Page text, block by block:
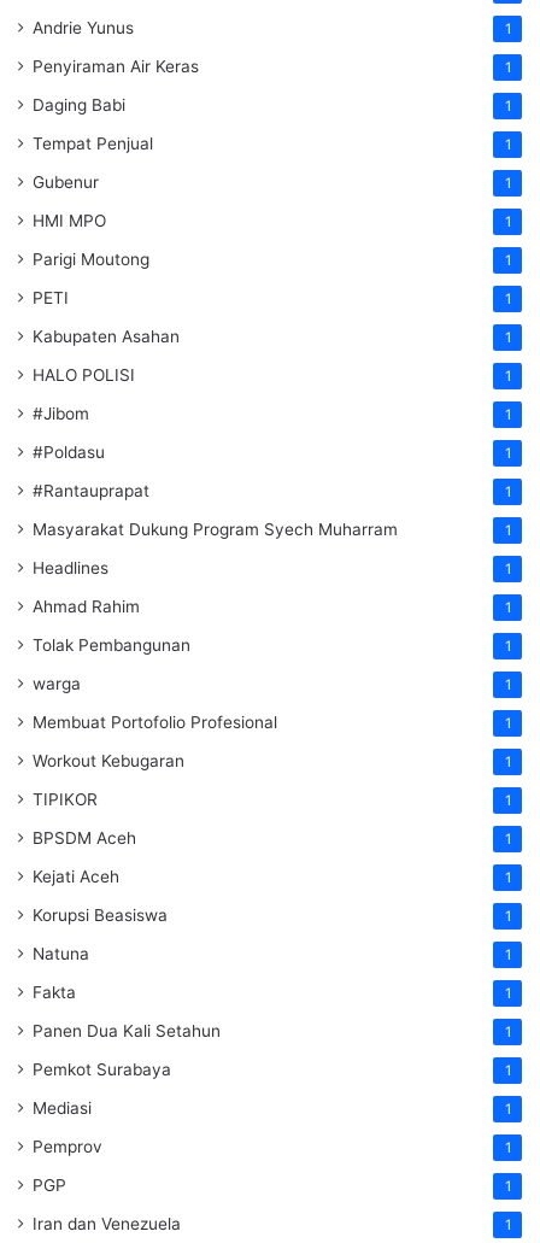
Andrie Yunus 1
Penyiraman Air Keras 1
Daging Babi 1
Tempat Penjual 1
Gubenur 1
HMI MPO 1
Parigi Moutong 1
PETI 1
Kabupaten Asahan 1
HALO POLISI 1
#Jibom 1
#Poldasu 1
#Rantauprapat 1
Masyarakat Dukung Program Syech Muharram 1
Headlines 1
Ahmad Rahim 1
Tolak Pembangunan 1
warga 1
Membuat Portofolio Profesional 1
Workout Kebugaran 1
TIPIKOR 1
BPSDM Aceh 1
Kejati Aceh 1
Korupsi Beasiswa 1
Natuna 1
Fakta 1
Panen Dua Kali Setahun 1
Pemkot Surabaya 1
Mediasi 1
Pemprov 1
PGP 1
Iran dan Venezuela 1